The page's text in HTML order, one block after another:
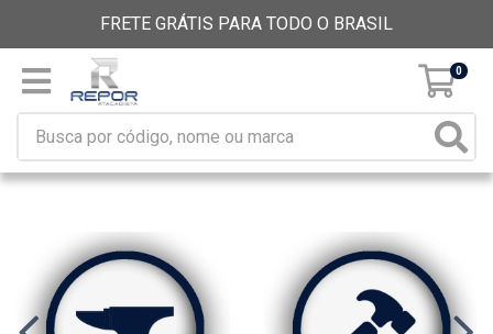
FRETE GRÁTIS PARA TODO O BRASIL
0